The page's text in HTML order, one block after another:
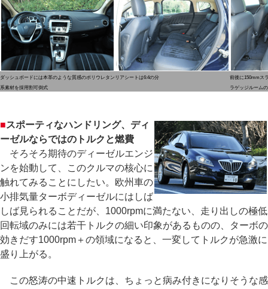
ダッシュボードには本革のような質感のポリウレタン
系素材を採用割可倒式
リアシートは6:4の分
前後に150mmス
ラゲッジルーム
■スポーティなハンドリング、ディ
ーゼルならではのトルクと燃費
そろそろ期待のディーゼルエンジ
ンを始動して、このクルマの核心に
触れてみることにしたい。欧州車の
小排気量ターボディーゼルにはしば
しば見られることだが、1000rpmに満たない、走り出しの極低
回転域のみには若干トルクの細い印象があるものの、ターボの
効きだす1000rpm＋の領域になると、一変してトルクが急激に
盛り上がる。
この怒涛の中速トルクは、ちょっと病み付きになりそうな感